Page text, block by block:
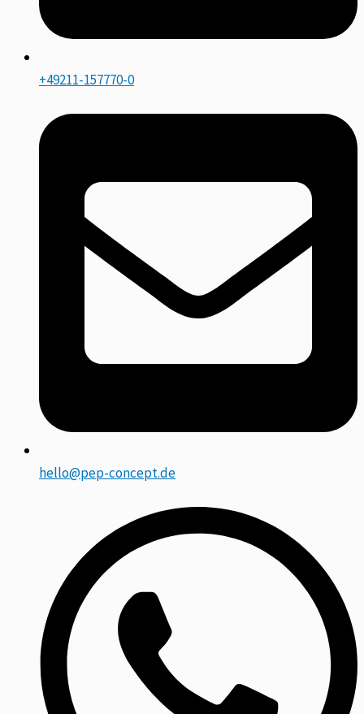
+49211-157770-0
hello@pep-concept.de